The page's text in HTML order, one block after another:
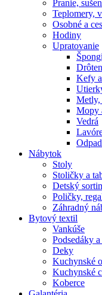
Pranie,
Teplomery,
Osobné a
Hodiny
Upratovanie
Kefy
Metly,
Mopy
Vedrá
Nábytok
Stoly
Stoličky a
Detský
Poličky,
Záhradný
Bytový textil
Vankúše
Podsedáky
Deky
Kuchynské
Kuchynské
Koberce